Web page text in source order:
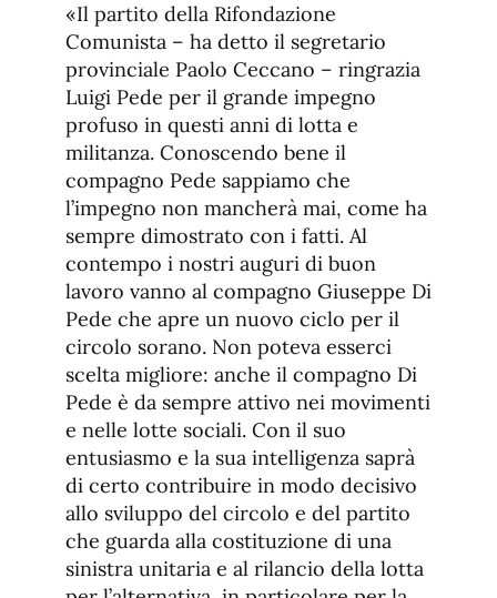
«Il partito della Rifondazione
Comunista – ha detto il segretario
provinciale Paolo Ceccano – ringrazia
Luigi Pede per il grande impegno
profuso in questi anni di lotta e
militanza. Conoscendo bene il
compagno Pede sappiamo che
l’impegno non mancherà mai, come ha
sempre dimostrato con i fatti. Al
contempo i nostri auguri di buon
lavoro vanno al compagno Giuseppe Di
Pede che apre un nuovo ciclo per il
circolo sorano. Non poteva esserci
scelta migliore: anche il compagno Di
Pede è da sempre attivo nei movimenti
e nelle lotte sociali. Con il suo
entusiasmo e la sua intelligenza saprà
di certo contribuire in modo decisivo
allo sviluppo del circolo e del partito
che guarda alla costituzione di una
sinistra unitaria e al rilancio della lotta